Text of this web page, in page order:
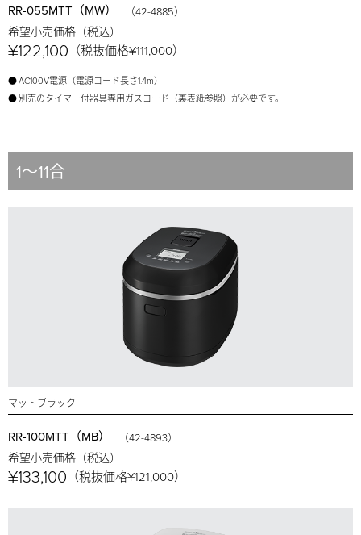
RR-055MTT（MW） （42-4885）
希望小売価格（税込）
¥122,100 （税抜価格¥111,000）
●AC100V電源（電源コード長さ1.4m）
● 別売のタイマー付器具専用ガスコード（裏表紙参照）が必要です。
1～11合
マットブラック
RR-100MTT（MB） （42-4893）
希望小売価格（税込）
¥133,100 （税抜価格¥121,000）